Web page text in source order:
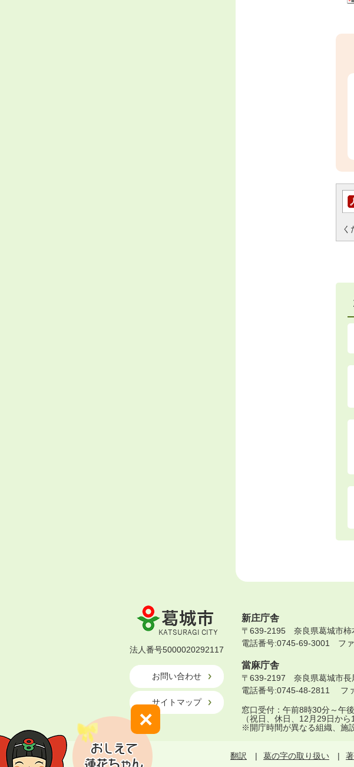
く
葛
城
市
KATSURAGI
CITY
法人番号5000020292117
お問い合わせ
サイトマップ
新庄庁舎
〒639-2195 奈良県葛城市柿
電話番号:0745-69-3001 フ
當麻庁舎
〒639-2197 奈良県葛城市長
電話番号:0745-48-2811 フ
窓口受付：午前8時30分～午
（祝日、休日、12月29日か
※開庁時間が異なる組織、施
翻訳 葛の字の取り扱い
×